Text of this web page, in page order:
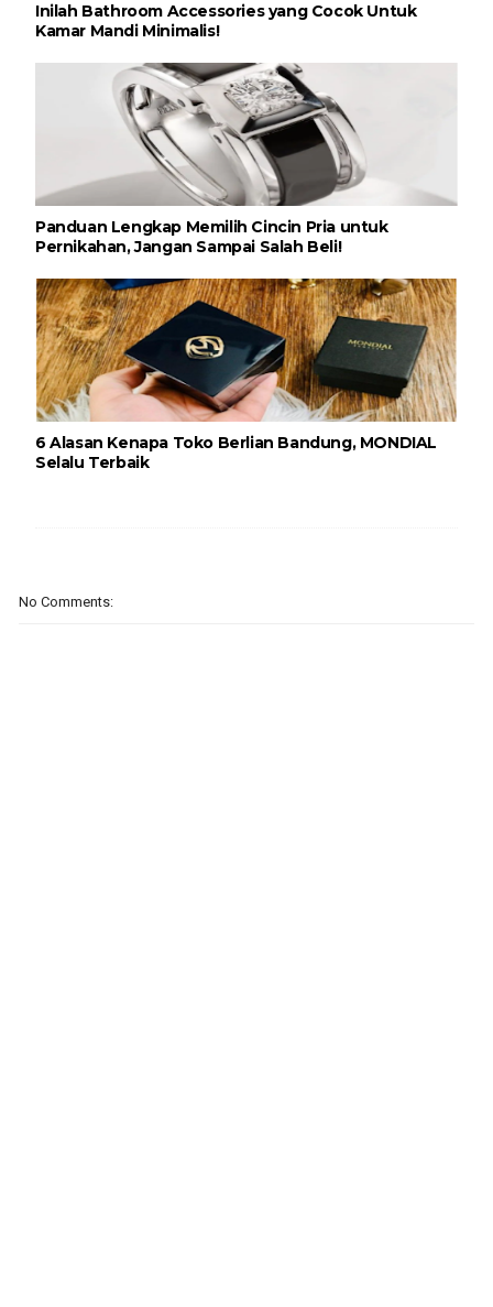
Inilah Bathroom Accessories yang Cocok Untuk
Kamar Mandi Minimalis!
Panduan Lengkap Memilih Cincin Pria untuk
Pernikahan, Jangan Sampai Salah Beli!
6 Alasan Kenapa Toko Berlian Bandung, MONDIAL
Selalu Terbaik
No Comments: